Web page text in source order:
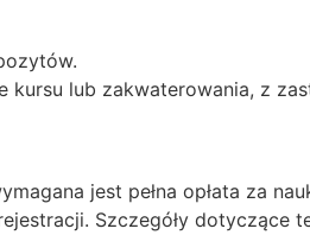
lub zakwaterowania, z
jest pełna opłata za
Szczegóły dotyczące